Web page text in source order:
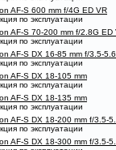
AF-S 600 mm f/4G ED VR
по эксплуатации
AF-S 70-200 mm f/2.8G ED
по эксплуатации
AF-S DX 16-85 mm f/3.5-
по эксплуатации
AF-S DX 18-105 mm
по эксплуатации
AF-S DX 18-135 mm
по эксплуатации
AF-S DX 18-200 mm f/3.5-
по эксплуатации
AF-S DX 18-300 mm f/3.5-